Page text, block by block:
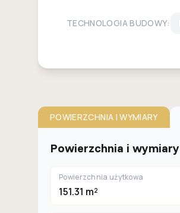
TECHNOLOGIA BUDOWY:
POWIERZCHNIA I WYMIARY
Powierzchnia i wymiary
Powierzchnia użytkowa
151.31 m²